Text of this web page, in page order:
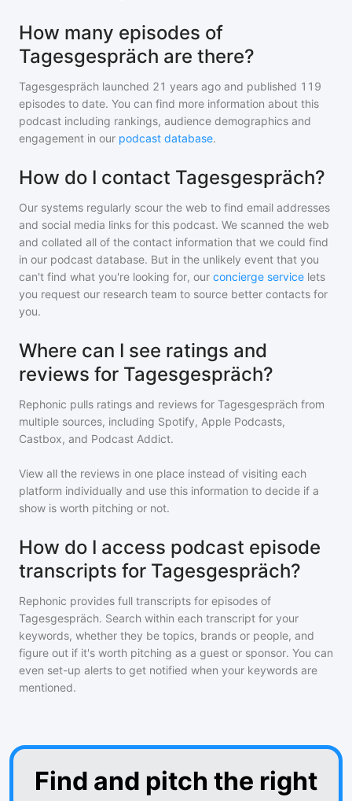
How many episodes of
Tagesgespräch are there?
Tagesgespräch launched 21 years ago and published 119
episodes to date. You can find more information about this
podcast including rankings, audience demographics and
engagement in our podcast database.
How do I contact Tagesgespräch?
Our systems regularly scour the web to find email addresses
and social media links for this podcast. We scanned the web
and collated all of the contact information that we could find
in our podcast database. But in the unlikely event that you
can't find what you're looking for, our concierge service lets
you request our research team to source better contacts for
you.
Where can I see ratings and
reviews for Tagesgespräch?
Rephonic pulls ratings and reviews for Tagesgespräch from
multiple sources, including Spotify, Apple Podcasts,
Castbox, and Podcast Addict.
View all the reviews in one place instead of visiting each
platform individually and use this information to decide if a
show is worth pitching or not.
How do I access podcast episode
transcripts for Tagesgespräch?
Rephonic provides full transcripts for episodes of
Tagesgespräch. Search within each transcript for your
keywords, whether they be topics, brands or people, and
figure out if it's worth pitching as a guest or sponsor. You can
even set-up alerts to get notified when your keywords are
mentioned.
Find and pitch the right